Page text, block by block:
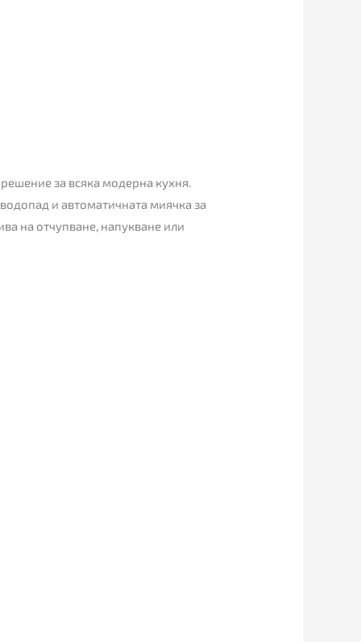
за всяка модерна кухня.
и автоматичната миячка за
на отчупване, напукване или